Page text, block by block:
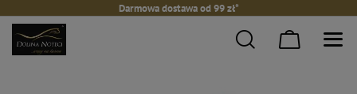
Darmowa dostawa od 99 zł*